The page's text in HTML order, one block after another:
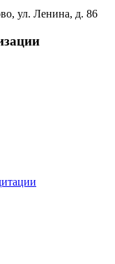
ул. Ленина, д. 86